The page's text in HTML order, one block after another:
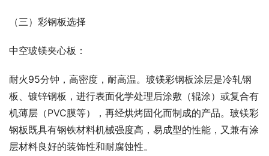
（三）彩钢板选择
中空玻镁夹心板：
耐火95分钟，高密度，耐高温。玻镁彩钢板涂层是冷轧钢
板、镀锌钢板，进行表面化学处理后涂敷（辊涂）或复合有
机薄层（PVC膜等），再经烘烤固化而制成的产品。玻镁彩
钢板既具有钢铁材料机械强度高，易成型的性能，又兼有涂
层材料良好的装饰性和耐腐蚀性。